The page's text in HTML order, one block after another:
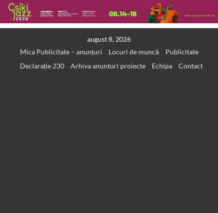
august 8, 2026
Mica Publicitate – anunțuri
Locuri de muncă
Publicitate
Declarație 230
Arhiva anunturi proiecte Echipa Contact